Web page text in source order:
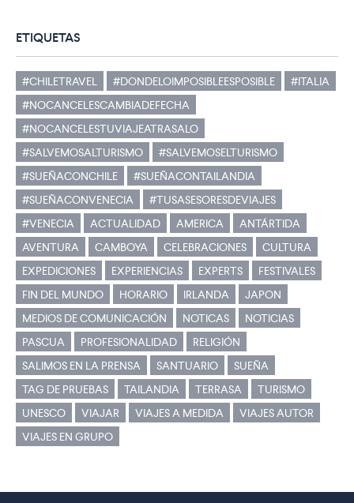
ETIQUETAS
#CHILETRAVEL #DONDELOIMPOSIBLEESPOSIBLE
#ITALIA
#NOCANCELESCAMBIADEFECHA
#NOCANCELESTUVIAJEATRASALO
#SALVEMOSALTURISMO
#SALVEMOSELTURISMO
#SUEÑACONCHILE
#SUEÑACONTAILANDIA
#SUEÑACONVENECIA
#TUSASESORESDEVIAJES
#VENECIA
ACTUALIDAD AMERICA
ANTÁRTIDA
AVENTURA
CAMBOYA CELEBRACIONES
CULTURA
EXPEDICIONES
EXPERIENCIAS EXPERTS
FESTIVALES
FIN DEL MUNDO
HORARIO IRLANDA
JAPON
MEDIOS DE COMUNICACIÓN
NOTICAS
NOTICIAS
PASCUA
PROFESIONALIDAD
RELIGIÓN
SALIMOS EN LA PRENSA
SANTUARIO
SUEÑA
TAG DE PRUEBAS
TAILANDIA TERRASA
TURISMO
UNESCO
VIAJAR VIAJES A MEDIDA
VIAJES AUTOR
VIAJES EN GRUPO